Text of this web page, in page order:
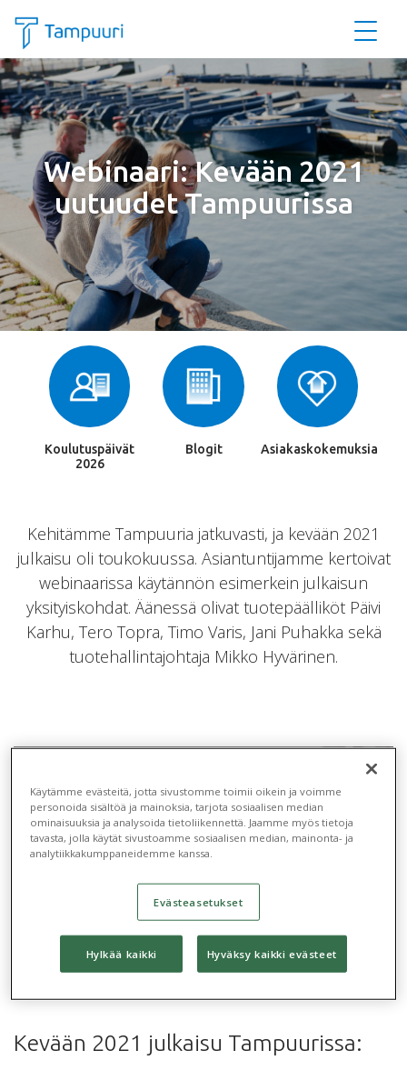
Webinaari: Kevään 2021
uutuudet Tampuurissa
Koulutuspäivät
2026
Blogit Asiakaskokemuksia
Kehitämme Tampuuria jatkuvasti, ja kevään 2021
julkaisu oli toukokuussa. Asiantuntijamme kertoivat
webinaarissa käytännön esimerkein julkaisun
yksityiskohdat. Äänessä olivat tuotepäälliköt Päivi
Karhu, Tero Topra, Timo Varis, Jani Puhakka sekä
tuotehallintajohtaja Mikko Hyvärinen.
Kevään 2021 julkaisu Tampuurissa:
Käytämme evästeitä, jotta sivustomme toimii oikein ja voimme
personoida sisältöä ja mainoksia, tarjota sosiaalisen median
ominaisuuksia ja analysoida tietoliikennettä. Jaamme myös tietoja
tavasta, jolla käytät sivustoamme sosiaalisen median, mainonta- ja
analytiikkakumppaneidemme kanssa.
Evästeasetukset
Hylkää kaikki Hyväksy kaikki evästeet